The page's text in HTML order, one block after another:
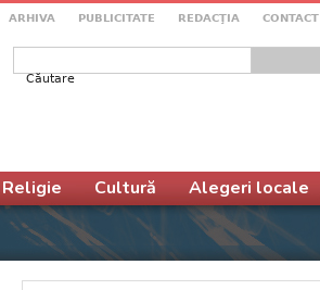
ARHIVA PUBLICITATE REDACŢIA CONTACT
Formular de căutare
Religie Cultură Alegeri locale